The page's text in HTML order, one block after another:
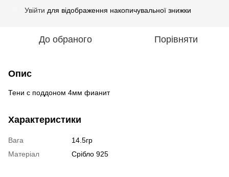
Увійти для відображення накопичувальної знижки
До обраного Порівняти
Опис
Тени с поддоном 4мм фианит
Характеристики
Вага
14.5гр
Матеріал
Срібло 925